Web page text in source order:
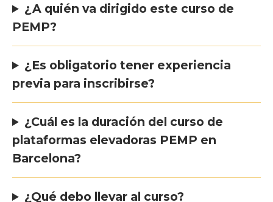
¿A quién va dirigido este curso de
PEMP?
¿Es obligatorio tener experiencia
previa para inscribirse?
¿Cuál es la duración del curso de
plataformas elevadoras PEMP en
Barcelona?
¿Qué debo llevar al curso?